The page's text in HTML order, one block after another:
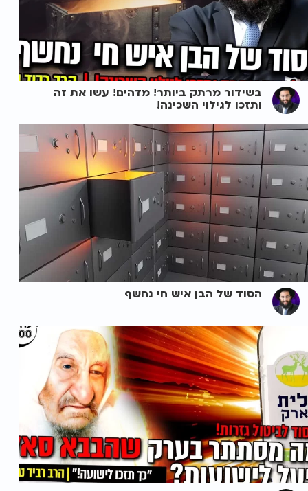
בשידור מרתק ביותר! מדהים! עשו את זה
ותזכו לגילוי השכינה!
הסוד של הבן איש חי נחשף